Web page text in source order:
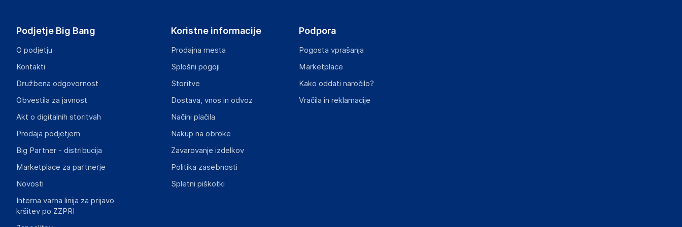
https://www.vidaxl.nl/
Gospodarski subjekt s sedežem v EU, ki zagotavlja skladnost izdelka z zahtevanimi predpisi.
Mary Kingsleystraat 1, 5928 SK Venlo
The Netherlands
Slike o varnosti izdelka
Slike o varnosti izdelka vsebujejo opozorila na embalaži izdelka in lahko vključujejo ključne varnostne
Podjetje Big Bang
O podjetju
Kontakti
Družbena odgovornost
Obvestila za javnost
Akt o digitalnih storitvah
Prodaja podjetjem
Big Partner - distribucija
Marketplace za partnerje
Novosti
Interna varna linija za prijavo
kršitev po ZZPRI
Koristne informacije
Prodajna mesta
Splošni pogoji
Storitve
Dostava, vnos in odvoz
Načini plačila
Nakup na obroke
Zavarovanje izdelkov
Politika zasebnosti
Spletni piškotki
Podpora
Pogosta vprašanja
Marketplace
Kako oddati naročilo?
Vračila in reklamacije